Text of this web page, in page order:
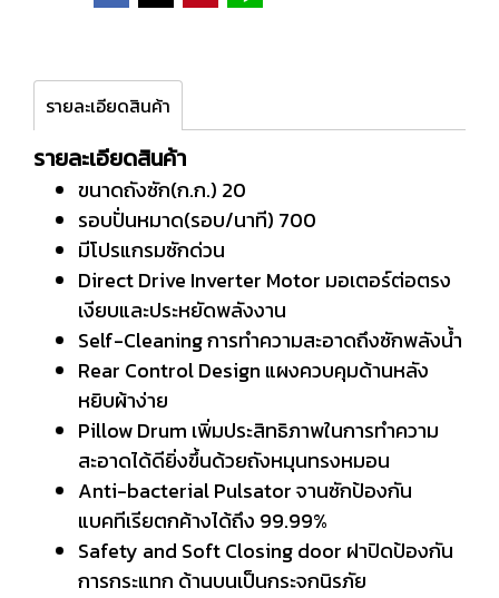
รายละเอียดสินค้า
รายละเอียดสินค้า
ขนาดถังซัก(ก.ก.) 20
รอบปั่นหมาด(รอบ/นาที) 700
มีโปรแกรมซักด่วน
Direct Drive Inverter Motor มอเตอร์ต่อตรง
เงียบและประหยัดพลังงาน
Self-Cleaning การทำความสะอาดถึงซักพลังน้ำ
Rear Control Design แผงควบคุมด้านหลัง
หยิบผ้าง่าย
Pillow Drum เพิ่มประสิทธิภาพในการทำความ
สะอาดได้ดียิ่งขึ้นด้วยถังหมุนทรงหมอน
Anti-bacterial Pulsator จานซักป้องกัน
แบคทีเรียตกค้างได้ถึง 99.99%
Safety and Soft Closing door ฝาปิดป้องกัน
การกระแทก ด้านบนเป็นกระจกนิรภัย